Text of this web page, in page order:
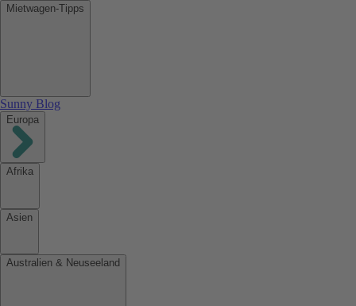
Mietwagen-Tipps
Sunny Blog
Europa
Afrika
Asien
Australien & Neuseeland